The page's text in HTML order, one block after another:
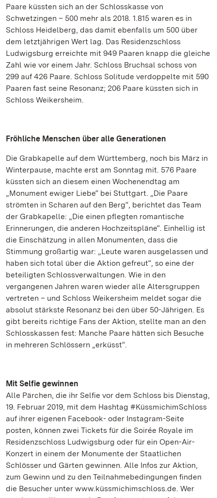
Paare küssten sich an der Schlosskasse von
Schwetzingen – 500 mehr als 2018. 1.815 waren es in
Schloss Heidelberg, das damit ebenfalls um 500 über
dem letztjährigen Wert lag. Das Residenzschloss
Ludwigsburg erreichte mit 949 Paaren knapp die gleiche
Zahl wie vor einem Jahr. Schloss Bruchsal schoss von
299 auf 426 Paare. Schloss Solitude verdoppelte mit 590
Paaren fast seine Resonanz; 206 Paare küssten sich in
Schloss Weikersheim.
Fröhliche Menschen über alle Generationen
Die Grabkapelle auf dem Württemberg, noch bis März in
Winterpause, machte erst am Sonntag mit. 576 Paare
küssten sich an diesem einen Wochenendtag am
„Monument ewiger Liebe“ bei Stuttgart. „Die Paare
strömten in Scharen auf den Berg“, berichtet das Team
der Grabkapelle: „Die einen pflegten romantische
Erinnerungen, die anderen Hochzeitspläne“. Einhellig ist
die Einschätzung in allen Monumenten, dass die
Stimmung großartig war: „Leute waren ausgelassen und
haben sich total über die Aktion gefreut“, so eine der
beteiligten Schlossverwaltungen. Wie in den
vergangenen Jahren waren wieder alle Altersgruppen
vertreten – und Schloss Weikersheim meldet sogar die
absolut stärkste Resonanz bei den über 50-Jährigen. Es
gibt bereits richtige Fans der Aktion, stellte man an den
Schlosskassen fest: Manche Paare hätten sich Besuche
in mehreren Schlössern „erküsst“.
Mit Selfie gewinnen
Alle Pärchen, die ihr Selfie vor dem Schloss bis Dienstag,
19. Februar 2019, mit dem Hashtag #KüssmichimSchloss
auf ihrer eigenen Facebook- oder Instagram-Seite
posten, können zwei Tickets für die Soirée Royale im
Residenzschloss Ludwigsburg oder für ein Open-Air-
Konzert in einem der Monumente der Staatlichen
Schlösser und Gärten gewinnen. Alle Infos zur Aktion,
zum Gewinn und zu den Teilnahmebedingungen finden
die Besucher unter www.küssmichimschloss.de. Wer